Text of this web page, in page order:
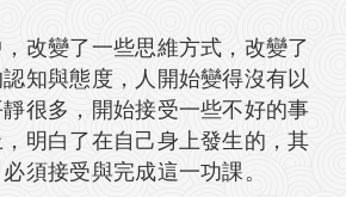
改變了一些思維方式，改變了
知與態度，人開始變得沒有以
很多，開始接受一些不好的事
明白了在自己身上發生的，其
須接受與完成這一功課。